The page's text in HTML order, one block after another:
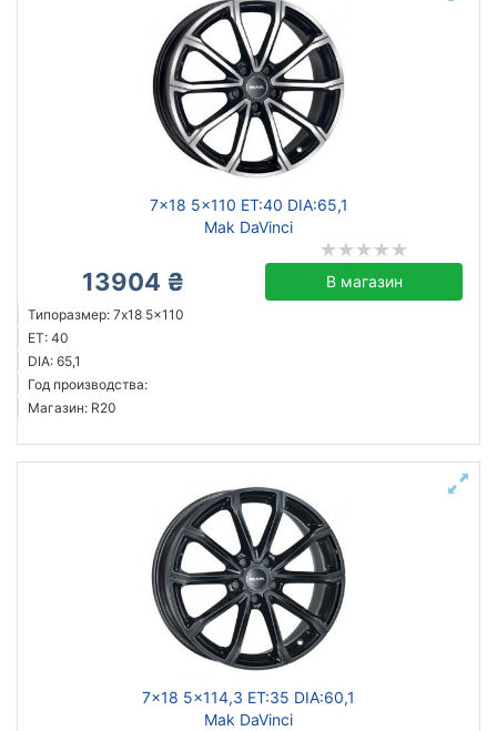
7x18 5x110 ET:40 DIA:65,1
Mak DaVinci
13904 ₴ В магазин
Типоразмер: 7x18 5x110
ET: 40
DIA: 65,1
Год производства:
Магазин: R20
7x18 5x114,3 ET:35 DIA:60,1
Mak DaVinci